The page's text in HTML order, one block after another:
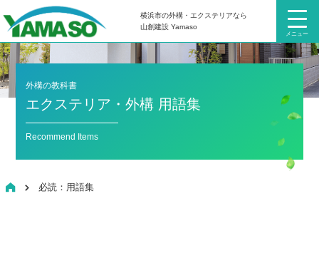
メニュー
横浜市の外構・エクステリアなら
山創建設 Yamaso
外構の教科書
エクステリア・外構 用語集
Recommend Items
HOME必読：用語集